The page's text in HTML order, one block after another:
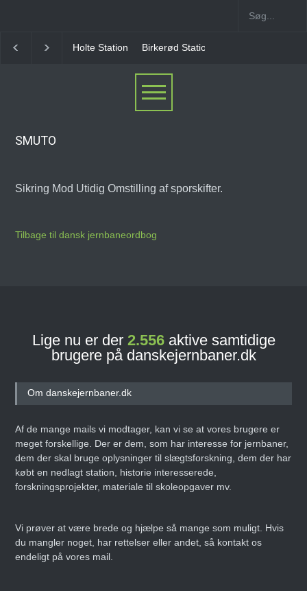
Holte Station Birkerød Station
SMUTO
Sikring Mod Utidig Omstilling af sporskifter.
Tilbage til dansk jernbaneordbog
Lige nu er der 2.556aktive samtidige
brugere på danskejernbaner.dk
Om danskejernbaner.dk
Af de mange mails vi modtager, kan vi se at vores brugere er
meget forskellige. Der er dem, som har interesse for jernbaner,
dem der skal bruge oplysninger til slægtsforskning, dem der har
købt en nedlagt station, historie interesserede,
forskningsprojekter, materiale til skoleopgaver mv.
Vi prøver at være brede og hjælpe så mange som muligt. Hvis
du mangler noget, har rettelser eller andet, så kontakt os
endeligt på vores mail.